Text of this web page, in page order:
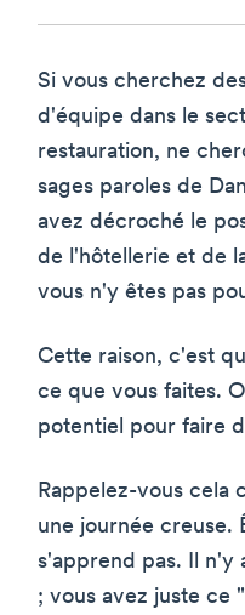
Si vous cherchez
d'équipe dans le
restauration, ne
sages paroles de
avez décroché le
de l'hôtellerie et de
vous n'y êtes pas
Cette raison, c'est
ce que vous faites.
potentiel pour faire
Rappelez-vous cela
une journée creuse.
s'apprend pas. Il n'y
; vous avez juste ce